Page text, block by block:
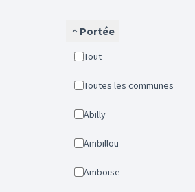
Portée
Tout
Toutes les communes
Abilly
Ambillou
Amboise